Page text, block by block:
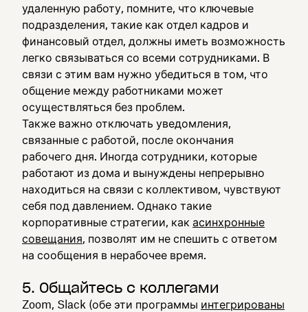
удаленную работу, помните, что ключевые
подразделения, такие как отдел кадров и
финансовый отдел, должны иметь возможность
легко связываться со всеми сотрудниками. В
связи с этим вам нужно убедиться в том, что
общение между работниками может
осуществляться без проблем.
Также важно отключать уведомления,
связанные с работой, после окончания
рабочего дня. Иногда сотрудники, которые
работают из дома и вынуждены непрерывно
находиться на связи с коллективом, чувствуют
себя под давлением. Однако такие
корпоративные стратегии, как асинхронные
совещания, позволят им не спешить с ответом
на сообщения в нерабочее время.
5. Общайтесь с коллегами
Zoom, Slack (обе эти программы интегрированы